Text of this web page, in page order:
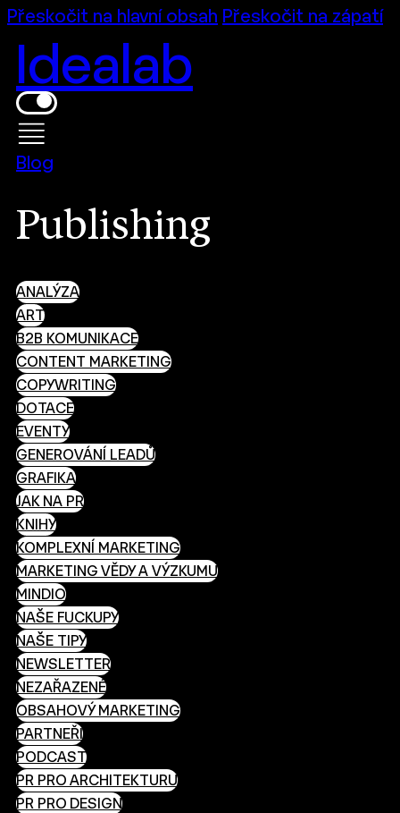
Přeskočit na hlavní obsah Přeskočit na zápatí
Idealab
Blog
Publishing
ANALÝZA
ART
B2B KOMUNIKACE
CONTENT MARKETING
COPYWRITING
DOTACE
EVENTY
GENEROVÁNÍ LEADŮ
GRAFIKA
JAK NA PR
KNIHY
KOMPLEXNÍ MARKETING
MARKETING VĚDY A VÝZKUMU
MINDIO
NAŠE FUCKUPY
NAŠE TIPY
NEWSLETTER
NEZAŘAZENÉ
OBSAHOVÝ MARKETING
PARTNEŘI
PODCAST
PR PRO ARCHITEKTURU
PR PRO DESIGN